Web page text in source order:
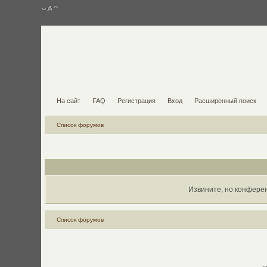
На сайт FAQ Регистрация Вход Расширенный поиск
Список форумов
Извините, но
Список форумов